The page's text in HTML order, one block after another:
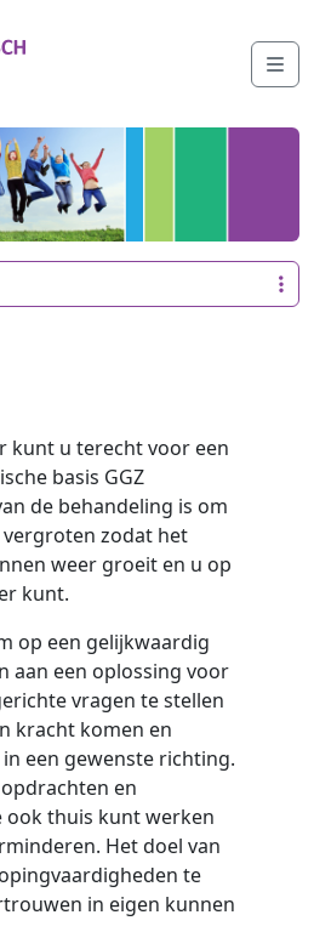
kunt u terecht voor een
basis GGZ
de behandeling is om
zodat het
weer groeit en u op
kunt.
op een gelijkwaardig
aan een oplossing voor
vragen te stellen
kracht komen en
een gewenste richting.
en
ook thuis kunt werken
Het doel van
te
in eigen kunnen